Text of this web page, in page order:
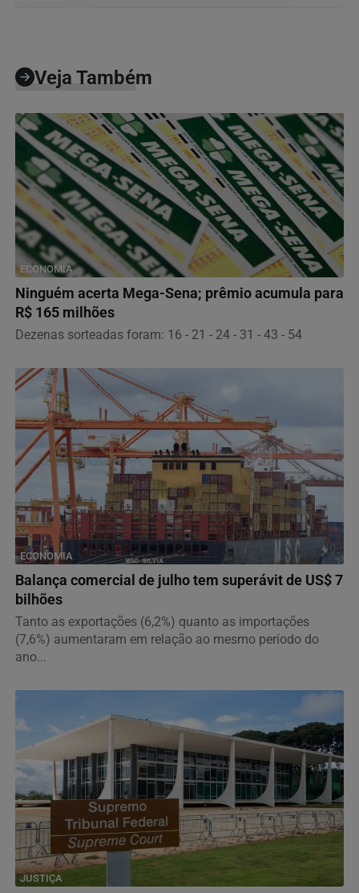
Veja Também
ECONOMIA
Ninguém acerta Mega-Sena; prêmio acumula para
R$ 165 milhões
Dezenas sorteadas foram: 16 - 21 - 24 - 31 - 43 - 54
ECONOMIA
Balança comercial de julho tem superávit de US$ 7
bilhões
Tanto as exportações (6,2%) quanto as importações
(7,6%) aumentaram em relação ao mesmo período do
ano...
JUSTIÇA